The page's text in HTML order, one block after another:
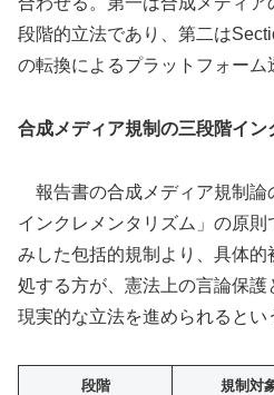
段階的立法であり、第二は
の転換によるプラットフォーム
合成メディア規制の三段階イン
報告書の合成メディア規制論
インクレメンタリズム」の原
みした包括的規制より、具体
処する方が、憲法上の言論保
現実的な立法を進められるとい
段階 規制対